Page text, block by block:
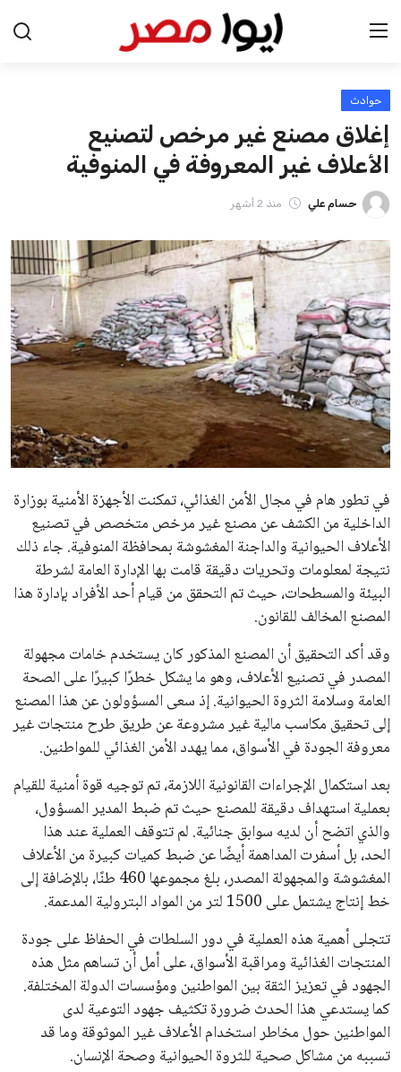
الرئيسية
اخبار مصر
عرب وعالم
اقتصاد
اخبار الرياضة
منوعات
فن وثقافة
علوم وتكنولوجيا
المرأة والجمال
حوادث
محافظات
حوادث
إغلاق مصنع غير مرخص لتصنيع
الأعلاف غير المعروفة في المنوفية
حسام علي منذ 2 أشهر
في تطور هام في مجال الأمن الغذائي، تمكنت الأجهزة الأمنية بوزارة
الداخلية من الكشف عن مصنع غير مرخص متخصص في تصنيع
الأعلاف الحيوانية والداجنة المغشوشة بمحافظة المنوفية. جاء ذلك
نتيجة لمعلومات وتحريات دقيقة قامت بها الإدارة العامة لشرطة
البيئة والمسطحات، حيث تم التحقق من قيام أحد الأفراد بإدارة هذا
المصنع المخالف للقانون.
وقد أكد التحقيق أن المصنع المذكور كان يستخدم خامات مجهولة
المصدر في تصنيع الأعلاف، وهو ما يشكل خطرًا كبيرًا على الصحة
العامة وسلامة الثروة الحيوانية. إذ سعى المسؤولون عن هذا المصنع
إلى تحقيق مكاسب مالية غير مشروعة عن طريق طرح منتجات غير
معروفة الجودة في الأسواق، مما يهدد الأمن الغذائي للمواطنين.
بعد استكمال الإجراءات القانونية اللازمة، تم توجيه قوة أمنية للقيام
بعملية استهداف دقيقة للمصنع حيث تم ضبط المدير المسؤول،
والذي اتضح أن لديه سوابق جنائية. لم تتوقف العملية عند هذا
الحد، بل أسفرت المداهمة أيضًا عن ضبط كميات كبيرة من الأعلاف
المغشوشة والمجهولة المصدر، بلغ مجموعها 460 طنًا، بالإضافة إلى
خط إنتاج يشتمل على 1500 لتر من المواد البترولية المدعمة.
تتجلى أهمية هذه العملية في دور السلطات في الحفاظ على جودة
المنتجات الغذائية ومراقبة الأسواق، على أمل أن تساهم مثل هذه
الجهود في تعزيز الثقة بين المواطنين ومؤسسات الدولة المختلفة.
كما يستدعي هذا الحدث ضرورة تكثيف جهود التوعية لدى
المواطنين حول مخاطر استخدام الأعلاف غير الموثوقة وما قد
تسببه من مشاكل صحية للثروة الحيوانية وصحة الإنسان.